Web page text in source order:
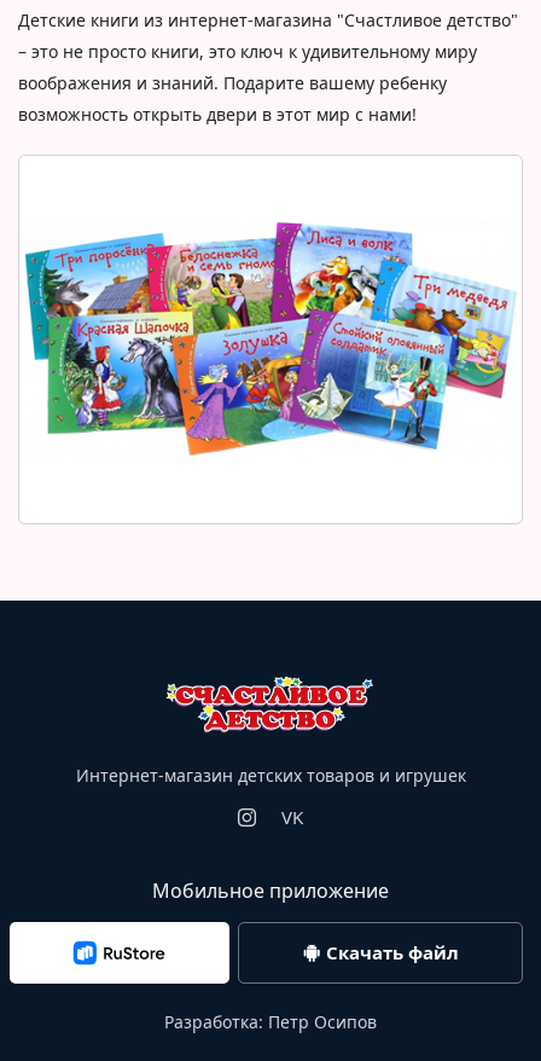
Детские книги из интернет-магазина "Счастливое детство"
– это не просто книги, это ключ к удивительному миру
воображения и знаний. Подарите вашему ребенку
возможность открыть двери в этот мир с нами!
Интернет-магазин детских товаров и игрушек
VK
Мобильное приложение
Скачать файл
Разработка: Петр Осипов